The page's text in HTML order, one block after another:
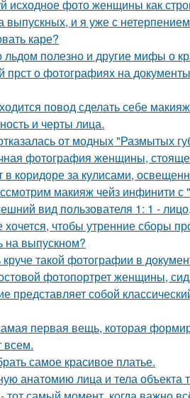
исходное фото женщины как
выпускных, и я уже с
каре?
льдом полезно и другие мифы о
прст о фотографиях на
повод сделать себе
и черты лица.
от модных "Размытых
фотография женщины,
в коридоре за кулисами,
макияж чейз инфинити с
вид пользователя 1: 1 -
хочется, чтобы утренние сборы
на выпускном?
такой фотографии в
фотопортрет женщины,
представляет собой
первая вещь, которая
всем.
самое красивое платье.
анатомию лица и тела объекта